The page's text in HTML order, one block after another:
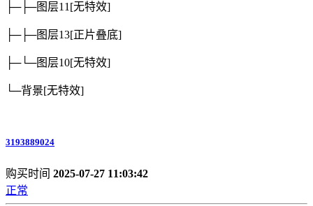
├─├─图层11 [无特效]
├─├─图层13[正片叠底]
├─└─图层10[无特效]
└─背景[无特效]
3193889024
购买时间 2025-07-27 11:03:42
正常